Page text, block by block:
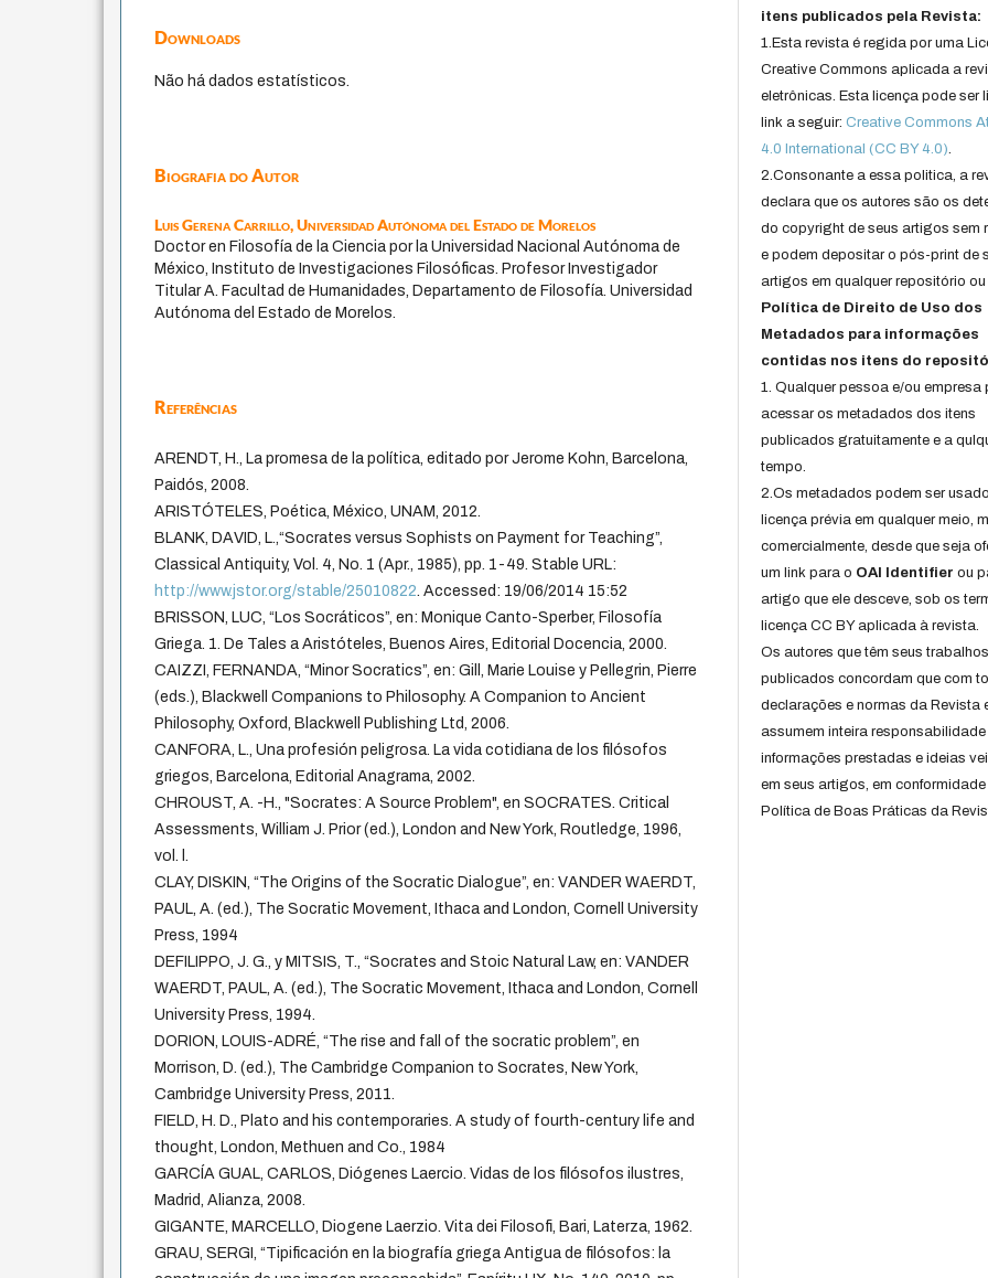
Downloads
Não há dados estatísticos.
Biografia do Autor
Luis Gerena Carrillo,Universidad Autónoma del Estado de Morelos
Doctor en Filosofía de la Ciencia por la Universidad Nacional Autónoma de
México, Instituto de Investigaciones Filosóficas. Profesor Investigador
Titular A. Facultad de Humanidades, Departamento de Filosofía. Universidad
Autónoma del Estado de Morelos.
Referências
ARENDT, H., La promesa de la política, editado por Jerome Kohn, Barcelona,
Paidós, 2008.
ARISTÓTELES, Poética, México, UNAM, 2012.
BLANK, DAVID, L.,“Socrates versus Sophists on Payment for Teaching”,
Classical Antiquity, Vol. 4, No. 1 (Apr., 1985), pp. 1-49. Stable URL:
http://www.jstor.org/stable/25010822 . Accessed: 19/06/2014 15:52
BRISSON, LUC, “Los Socráticos”, en: Monique Canto-Sperber, Filosofía
Griega. 1. De Tales a Aristóteles, Buenos Aires, Editorial Docencia, 2000.
CAIZZI, FERNANDA, “Minor Socratics”, en: Gill, Marie Louise y Pellegrin, Pierre
(eds.), Blackwell Companions to Philosophy. A Companion to Ancient
Philosophy, Oxford, Blackwell Publishing Ltd, 2006.
CANFORA, L., Una profesión peligrosa. La vida cotidiana de los filósofos
griegos, Barcelona, Editorial Anagrama, 2002.
CHROUST, A. -H., "Socrates: A Source Problem", en SOCRATES. Critical
Assessments, William J. Prior (ed.), London and New York, Routledge, 1996,
vol. l.
CLAY, DISKIN, “The Origins of the Socratic Dialogue”, en: VANDER WAERDT,
PAUL, A. (ed.), The Socratic Movement, Ithaca and London, Cornell University
Press, 1994
DEFILIPPO, J. G., y MITSIS, T., “Socrates and Stoic Natural Law, en: VANDER
WAERDT, PAUL, A. (ed.), The Socratic Movement, Ithaca and London, Cornell
University Press, 1994.
DORION, LOUIS-ADRÉ, “The rise and fall of the socratic problem”, en
Morrison, D. (ed.), The Cambridge Companion to Socrates, New York,
Cambridge University Press, 2011.
FIELD, H. D., Plato and his contemporaries. A study of fourth-century life and
thought, London, Methuen and Co., 1984
GARCÍA GUAL, CARLOS, Diógenes Laercio. Vidas de los filósofos ilustres,
Madrid, Alianza, 2008.
GIGANTE, MARCELLO, Diogene Laerzio. Vita dei Filosofi, Bari, Laterza, 1962.
GRAU, SERGI, “Tipificación en la biografía griega Antigua de filósofos: la
itens publicados pela Revista:
1.Esta revista é regida por uma
Creative Commons aplicada a
eletrônicas. Esta licença pode ser
link a seguir:Creative Commons
4.0 International (CC BY 4.0).
2.Consonante a essa politica, a
declara que os autores são os
do copyright de seus artigos sem
e podem depositar o pós-print de
artigos em qualquer repositório ou
Política de Direito de Uso dos
Metadados para informações
contidas nos itens do
1. Qualquer pessoa e/ou empresa
acessar os metadados dos itens
publicados gratuitamente e a
tempo.
2.Os metadados podem ser
licença prévia em qualquer meio,
comercialmente, desde que seja
um link para o OAI Identifier ou
artigo que ele desceve, sob os
licença CC BY aplicada à revista.
Os autores que têm seus
publicados concordam que com
declarações e normas da Revista
assumem inteira
informações prestadas e ideias
em seus artigos, em
Política de Boas Práticas da